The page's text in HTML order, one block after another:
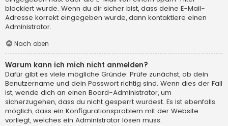
blockiert wurde. Wenn du dir sicher bist, dass deine E-Mail-
Adresse korrekt eingegeben wurde, dann kontaktiere einen
Administrator.
Nach oben
Warum kann ich mich nicht anmelden?
Dafür gibt es viele mögliche Gründe. Prüfe zunächst, ob dein
Benutzername und dein Passwort richtig sind. Wenn dies der Fall
ist, wende dich an einen Board-Administrator, um
sicherzugehen, dass du nicht gesperrt wurdest. Es ist ebenfalls
möglich, dass ein Konfigurationsproblem mit der Website
vorliegt, welches ein Administrator lösen muss.